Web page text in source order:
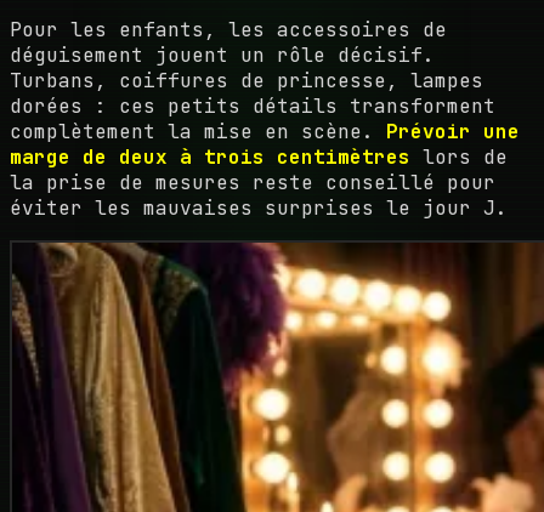
Pour les enfants, les accessoires de
déguisement jouent un rôle décisif.
Turbans, coiffures de princesse, lampes
dorées : ces petits détails transforment
complètement la mise en scène. Prévoir une
marge de deux à trois centimètres lors de
la prise de mesures reste conseillé pour
éviter les mauvaises surprises le jour J.